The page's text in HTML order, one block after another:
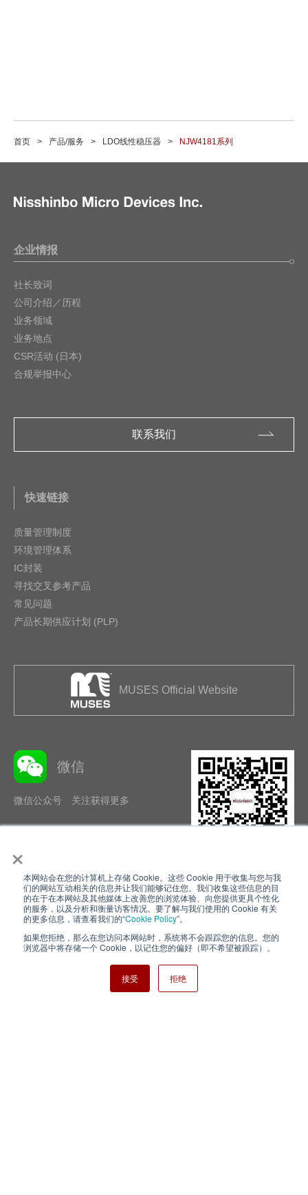
×
本网站会在您的计算机上存储 Cookie。这些 Cookie 用于收集与您与我
们的网站互动相关的信息并让我们能够记住您。我们收集这些信息的目
的在于在本网站及其他媒体上改善您的浏览体验、向您提供更具个性化
的服务，以及分析和衡量访客情况。要了解与我们使用的 Cookie 有关
的更多信息，请查看我们的“Cookie Policy”。
如果您拒绝，那么在您访问本网站时，系统将不会跟踪您的信息。您的
浏览器中将存储一个 Cookie，以记住您的偏好（即不希望被跟踪）。
接受 拒绝
首页 产品/服务 LDO线性稳压器 NJW4181系列
企业情报
社长致词
公司介绍／历程
业务领域
业务地点
CSR活动 (日本)
合规举报中心
联系我们
快速链接
质量管理制度
环境管理体系
IC封装
寻找交叉参考产品
常见问题
产品长期供应计划 (PLP)
MUSES Official Website
微信
微信公众号 关注获得更多
隐私政策 使用条款
Cookie Policy 网站地图
Nisshinbo Holdings Inc.
Copyright ⓒ Nisshinbo Micro Devices Inc. All Rights Reserved.